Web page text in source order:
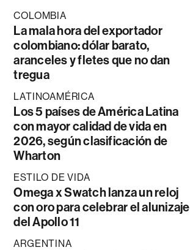
COLOMBIA
La mala hora del exportador
colombiano: dólar barato,
aranceles y fletes que no dan
tregua
LATINOAMÉRICA
Los 5 países de América Latina
con mayor calidad de vida en
2026, según clasificación de
Wharton
ESTILO DE VIDA
Omega x Swatch lanza un reloj
con oro para celebrar el alunizaje
del Apollo 11
ARGENTINA